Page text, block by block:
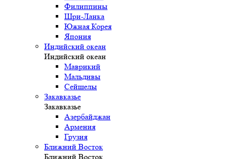
Филиппины
Шри-Ланка
Южная Корея
Япония
Индийский океан
Индийский океан
Маврикий
Мальдивы
Сейшелы
Закавказье
Закавказье
Азербайджан
Армения
Грузия
Ближний Восток
Ближний Восток